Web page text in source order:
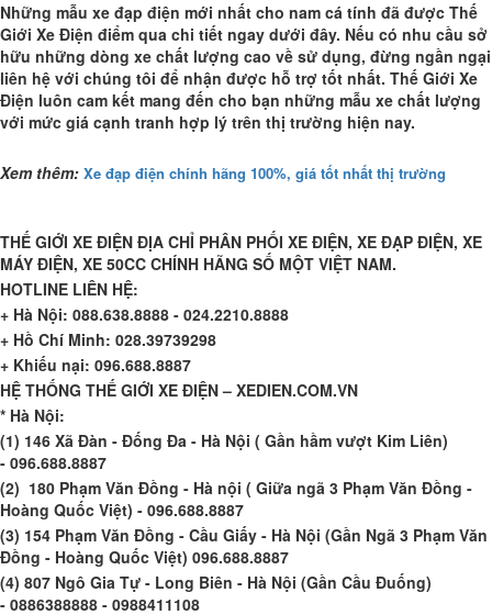
Những mẫu xe đạp điện mới nhất cho nam cá tính đã được Thế
Giới Xe Điện điểm qua chi tiết ngay dưới đây. Nếu có nhu cầu sở
hữu những dòng xe chất lượng cao về sử dụng, đừng ngần ngại
liên hệ với chúng tôi để nhận được hỗ trợ tốt nhất. Thế Giới Xe
Điện luôn cam kết mang đến cho bạn những mẫu xe chất lượng
với mức giá cạnh tranh hợp lý trên thị trường hiện nay.
Xem thêm: Xe đạp điện chính hãng 100%, giá tốt nhất thị trường
THẾ GIỚI XE ĐIỆN ĐỊA CHỈ PHÂN PHỐI XE ĐIỆN, XE ĐẠP ĐIỆN, XE
MÁY ĐIỆN, XE 50CC CHÍNH HÃNG SỐ MỘT VIỆT NAM.
HOTLINE LIÊN HỆ:
+ Hà Nội: 088.638.8888 - 024.2210.8888
+ Hồ Chí Minh: 028.39739298
+ Khiếu nại: 096.688.8887
HỆ THỐNG THẾ GIỚI XE ĐIỆN – XEDIEN.COM.VN
* Hà Nội:
(1) 146 Xã Đàn - Đống Đa - Hà Nội ( Gần hầm vượt Kim Liên)
- 096.688.8887
(2) 180 Phạm Văn Đồng - Hà nội ( Giữa ngã 3 Phạm Văn Đồng -
Hoàng Quốc Việt) - 096.688.8887
(3) 154 Phạm Văn Đồng - Cầu Giấy - Hà Nội (Gần Ngã 3 Phạm Văn
Đồng - Hoàng Quốc Việt) 096.688.8887
(4) 807 Ngô Gia Tự - Long Biên - Hà Nội (Gần Cầu Đuống)
- 0886388888 - 0988411108